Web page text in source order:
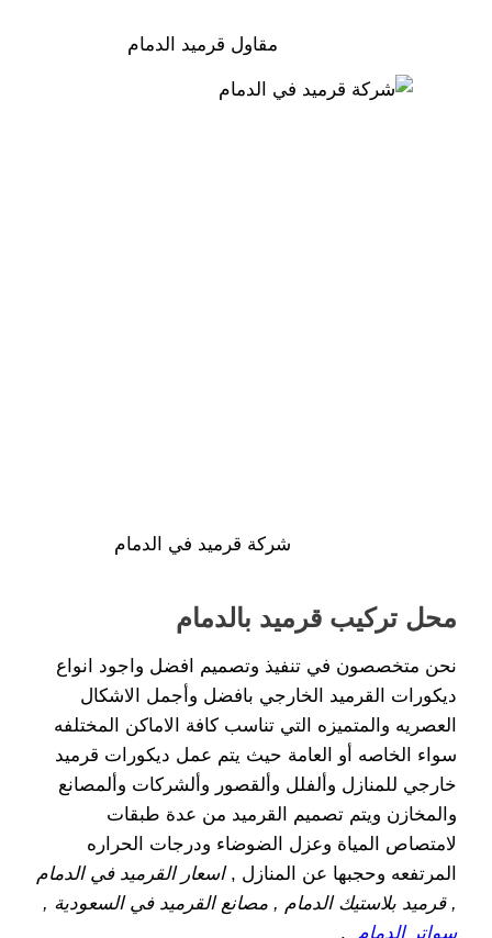
مقاول قرميد الدمام
شركة قرميد في الدمام
محل تركيب قرميد بالدمام
نحن متخصصون في تنفيذ وتصميم افضل واجود انواع
ديكورات القرميد الخارجي بافضل وأجمل الاشكال
العصريه والمتميزه التي تناسب كافة الاماكن المختلفه
سواء الخاصه أو العامة حيث يتم عمل ديكورات قرميد
خارجي للمنازل وألفلل وألقصور وألشركات وألمصانع
والمخازن ويتم تصميم القرميد من عدة طبقات
لامتصاص المياة وعزل الضوضاء ودرجات الحراره
المرتفعه وحجبها عن المنازل , اسعار القرميد في الدمام
, قرميد بلاستيك الدمام , مصانع القرميد في السعودية ,
سواتر الدمام
.